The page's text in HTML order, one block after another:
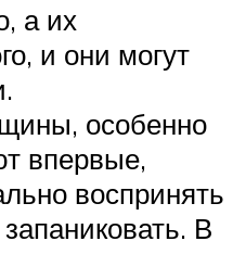
а их
и они могут
особенно
впервые,
воспринять
В